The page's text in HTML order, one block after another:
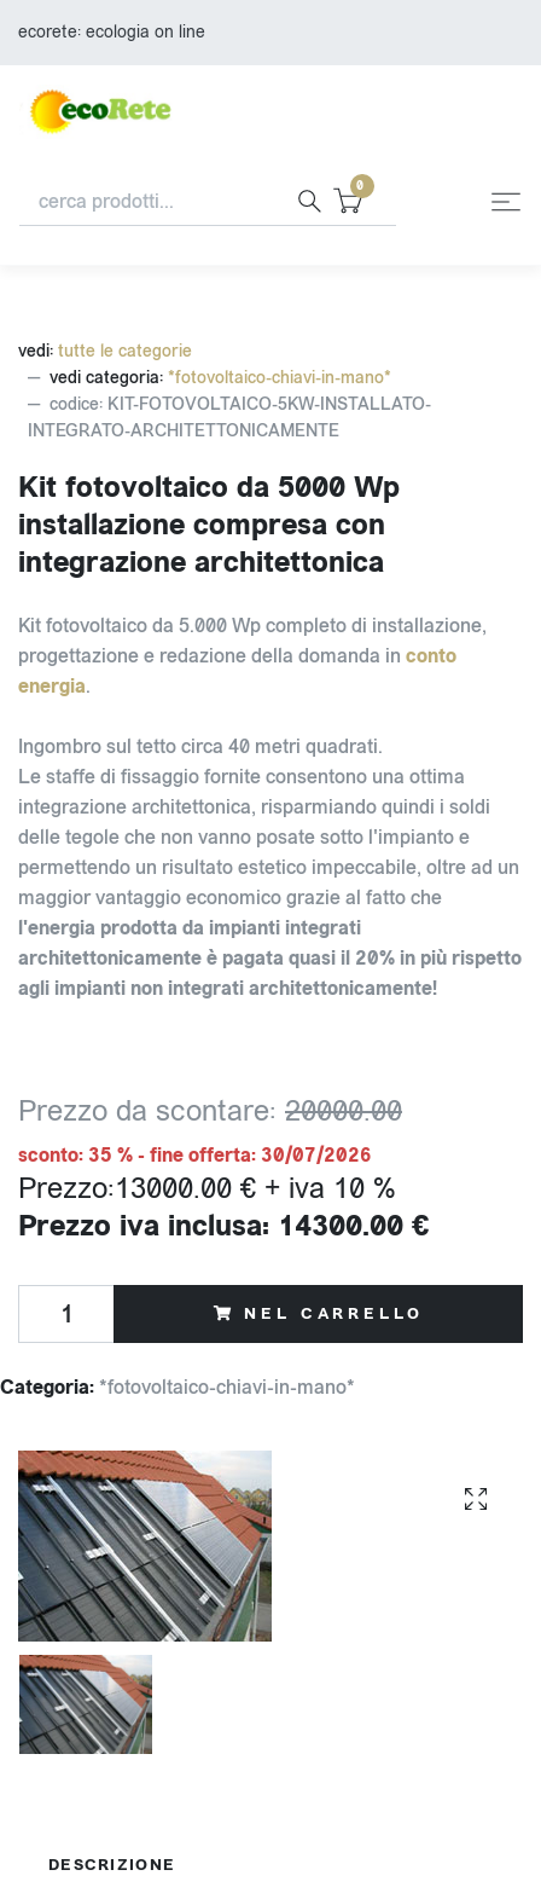
ecorete: ecologia on line
0
vedi: tutte le categorie
vedi categoria: *fotovoltaico-chiavi-in-mano*
codice: KIT-FOTOVOLTAICO-5KW-INSTALLATO-
INTEGRATO-ARCHITETTONICAMENTE
Kit fotovoltaico da 5000 Wp
installazione compresa con
integrazione architettonica
Kit fotovoltaico da 5.000 Wp completo di installazione,
progettazione e redazione della domanda in conto
energia.
Ingombro sul tetto circa 40 metri quadrati.
Le staffe di fissaggio fornite consentono una ottima
integrazione architettonica, risparmiando quindi i soldi
delle tegole che non vanno posate sotto l'impianto e
permettendo un risultato estetico impeccabile, oltre ad un
maggior vantaggio economico grazie al fatto che
l'energia prodotta da impianti integrati
architettonicamente è pagata quasi il 20% in più rispetto
agli impianti non integrati architettonicamente!
Prezzo da scontare: 20000.00
sconto: 35 % - fine offerta: 30/07/2026
Prezzo:13000.00 € + iva 10 %
Prezzo iva inclusa: 14300.00 €
NEL CARRELLO
Categoria: *fotovoltaico-chiavi-in-mano*
DESCRIZIONE